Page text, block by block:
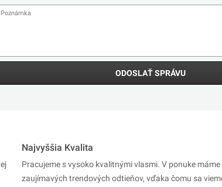
ODOSLAŤ SPRÁVU
Najvyššia Kvalita
Pracujeme s vysoko kvalitnými vlasmi. V ponuke
zaujímavých trendových odtieňov, vďaka čomu sa